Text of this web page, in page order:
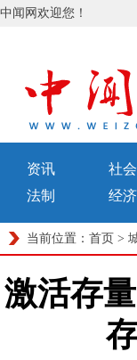
中闻网欢迎您！
资讯 社会
法制
经济
当前位置： 首页 >
激活存